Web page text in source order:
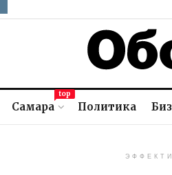
Самара
top
Политика